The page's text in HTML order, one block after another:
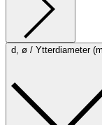
d, ø / Ytterdiameter